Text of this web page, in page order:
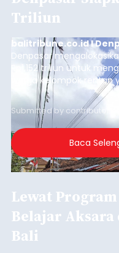
Triliun
balitribune.co.id I
Denpasar
Rp1,152 triliun untuk
warga kelompok
garis kemiskinan.
guna menjaga
kelompok desil 5 dan 6
merosot ke kategori
Submitted by contributor
Baca
Lewat Program
Belajar Aksara
Bali